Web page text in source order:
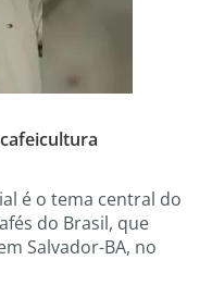
é o tema central do
do Brasil, que
Salvador-BA, no